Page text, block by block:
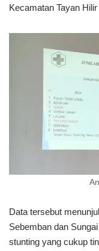
Kecamatan Tayan
Data tersebut
Sebemban dan
stunting yang cukup